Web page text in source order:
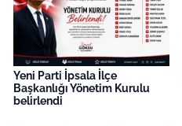
Yeni Parti İpsala İlçe
Başkanlığı Yönetim Kurulu
belirlendi